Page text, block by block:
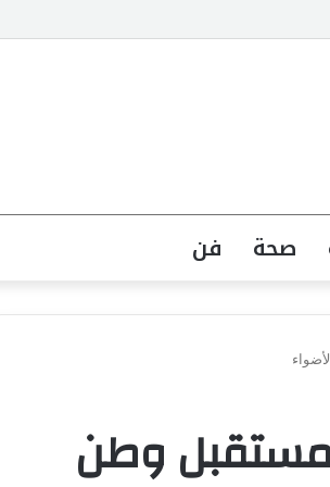
أشهر أطباء تجميل الأسنان في مصر
صحة فن
مستقبل وطن